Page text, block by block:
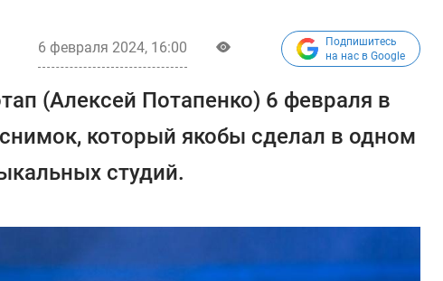
6 февраля 2024, 16:00
Подпишитесь
на нас в Google
(Алексей Потапенко) 6 февраля в
который якобы сделал в одном
студий.